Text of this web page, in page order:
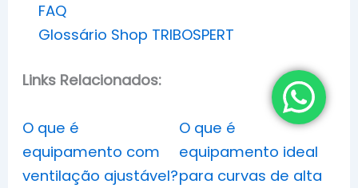
FAQ
Glossário Shop TRIBOSPERT
Links Relacionados:
O que é
equipamento com
ventilação ajustável?
O que é
equipamento ideal
para curvas de alta